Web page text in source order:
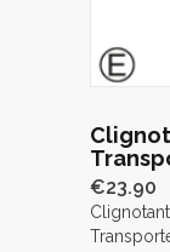
€23.90